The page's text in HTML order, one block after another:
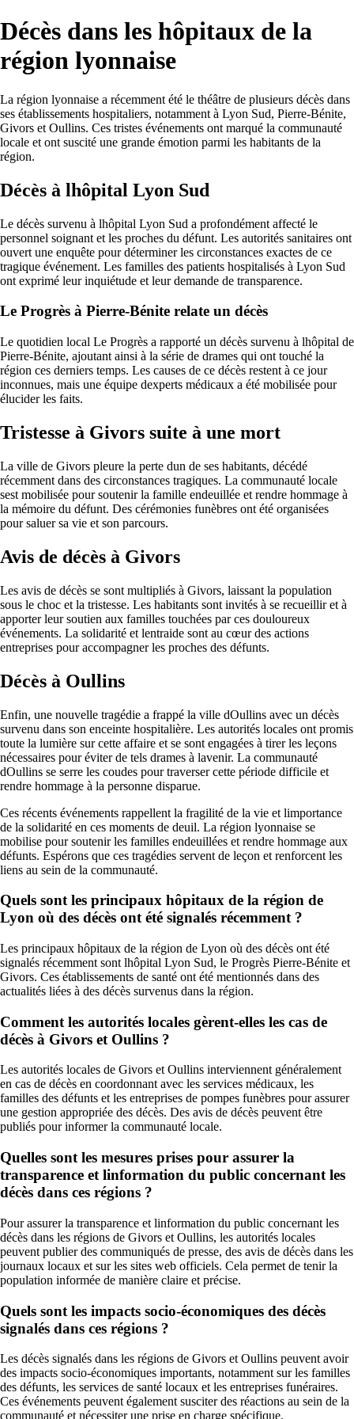
Décès dans les hôpitaux de la
région lyonnaise
La région lyonnaise a récemment été le théâtre de plusieurs décès dans
ses établissements hospitaliers, notamment à Lyon Sud, Pierre-Bénite,
Givors et Oullins. Ces tristes événements ont marqué la communauté
locale et ont suscité une grande émotion parmi les habitants de la
région.
Décès à lhôpital Lyon Sud
Le décès survenu à lhôpital Lyon Sud a profondément affecté le
personnel soignant et les proches du défunt. Les autorités sanitaires ont
ouvert une enquête pour déterminer les circonstances exactes de ce
tragique événement. Les familles des patients hospitalisés à Lyon Sud
ont exprimé leur inquiétude et leur demande de transparence.
Le Progrès à Pierre-Bénite relate un décès
Le quotidien local Le Progrès a rapporté un décès survenu à lhôpital de
Pierre-Bénite, ajoutant ainsi à la série de drames qui ont touché la
région ces derniers temps. Les causes de ce décès restent à ce jour
inconnues, mais une équipe dexperts médicaux a été mobilisée pour
élucider les faits.
Tristesse à Givors suite à une mort
La ville de Givors pleure la perte dun de ses habitants, décédé
récemment dans des circonstances tragiques. La communauté locale
sest mobilisée pour soutenir la famille endeuillée et rendre hommage à
la mémoire du défunt. Des cérémonies funèbres ont été organisées
pour saluer sa vie et son parcours.
Avis de décès à Givors
Les avis de décès se sont multipliés à Givors, laissant la population
sous le choc et la tristesse. Les habitants sont invités à se recueillir et à
apporter leur soutien aux familles touchées par ces douloureux
événements. La solidarité et lentraide sont au cœur des actions
entreprises pour accompagner les proches des défunts.
Décès à Oullins
Enfin, une nouvelle tragédie a frappé la ville dOullins avec un décès
survenu dans son enceinte hospitalière. Les autorités locales ont promis
toute la lumière sur cette affaire et se sont engagées à tirer les leçons
nécessaires pour éviter de tels drames à lavenir. La communauté
dOullins se serre les coudes pour traverser cette période difficile et
rendre hommage à la personne disparue.
Ces récents événements rappellent la fragilité de la vie et limportance
de la solidarité en ces moments de deuil. La région lyonnaise se
mobilise pour soutenir les familles endeuillées et rendre hommage aux
défunts. Espérons que ces tragédies servent de leçon et renforcent les
liens au sein de la communauté.
Quels sont les principaux hôpitaux de la région de
Lyon où des décès ont été signalés récemment ?
Les principaux hôpitaux de la région de Lyon où des décès ont été
signalés récemment sont lhôpital Lyon Sud, le Progrès Pierre-Bénite et
Givors. Ces établissements de santé ont été mentionnés dans des
actualités liées à des décès survenus dans la région.
Comment les autorités locales gèrent-elles les cas de
décès à Givors et Oullins ?
Les autorités locales de Givors et Oullins interviennent généralement
en cas de décès en coordonnant avec les services médicaux, les
familles des défunts et les entreprises de pompes funèbres pour assurer
une gestion appropriée des décès. Des avis de décès peuvent être
publiés pour informer la communauté locale.
Quelles sont les mesures prises pour assurer la
transparence et linformation du public concernant les
décès dans ces régions ?
Pour assurer la transparence et linformation du public concernant les
décès dans les régions de Givors et Oullins, les autorités locales
peuvent publier des communiqués de presse, des avis de décès dans les
journaux locaux et sur les sites web officiels. Cela permet de tenir la
population informée de manière claire et précise.
Quels sont les impacts socio-économiques des décès
signalés dans ces régions ?
Les décès signalés dans les régions de Givors et Oullins peuvent avoir
des impacts socio-économiques importants, notamment sur les familles
des défunts, les services de santé locaux et les entreprises funéraires.
Ces événements peuvent également susciter des réactions au sein de la
communauté et nécessiter une prise en charge spécifique.